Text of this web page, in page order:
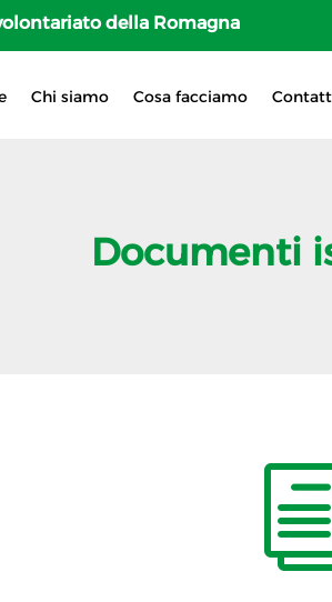
della Romagna
Chi siamo Cosa facciamo
Documenti